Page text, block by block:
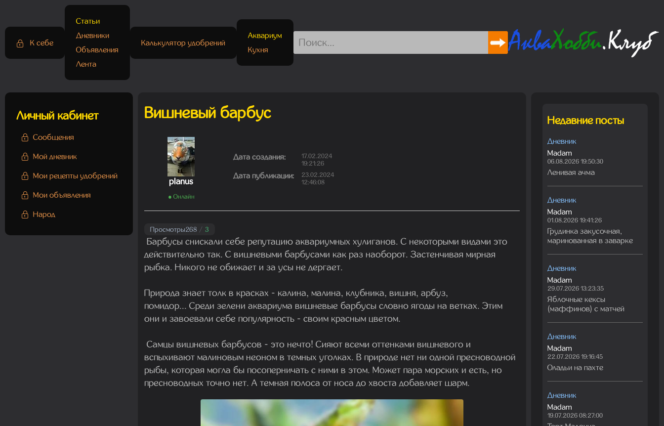
К себе
Статьи
Дневники
Объявления
Лента
Калькулятор удобрений
Аквариум
Кухня
Личный кабинет
Сообщения
Мой дневник
Мои рецепты удобрений
Мои объявления
Народ
Недавние посты
Дневник
Madam
06.08.2026 19:50:30
Ленивая ачма
Дневник
Madam
01.08.2026 19:41:26
Грудинка закусочная,
маринованная в заварке
Дневник
Madam
29.07.2026 13:23:35
Яблочные кексы
(маффинов) с матчей
Дневник
Madam
22.07.2026 19:16:45
Оладьи на пахте
Дневник
Madam
19.07.2026 08:27:00
Вишневый барбус
planus
● Онлайн
Дата создания:
17.02.2024
19:21:26
Дата публикации:
23.02.2024
12:46:08
Просмотры268 / 3
Барбусы снискали себе репутацию аквариумных хулиганов. С некоторыми видами это
действительно так. С вишневыми барбусами как раз наоборот. Застенчивая мирная
рыбка. Никого не обижает и за усы не дергает.
Природа знает толк в красках - калина, малина, клубника, вишня, арбуз,
помидор... Среди зелени аквариума вишневые барбусы словно ягоды на ветках. Этим
они и завоевали себе популярность - своим красным цветом.
Самцы вишневых барбусов - это нечто! Сияют всеми оттенками вишневого и
вспыхивают малиновым неоном в темных уголках. В природе нет ни одной пресноводной
рыбы, которая могла бы посоперничать с ними в этом. Может пара морских и есть, но
пресноводных точно нет. А темная полоса от носа до хвоста добавляет шарм.